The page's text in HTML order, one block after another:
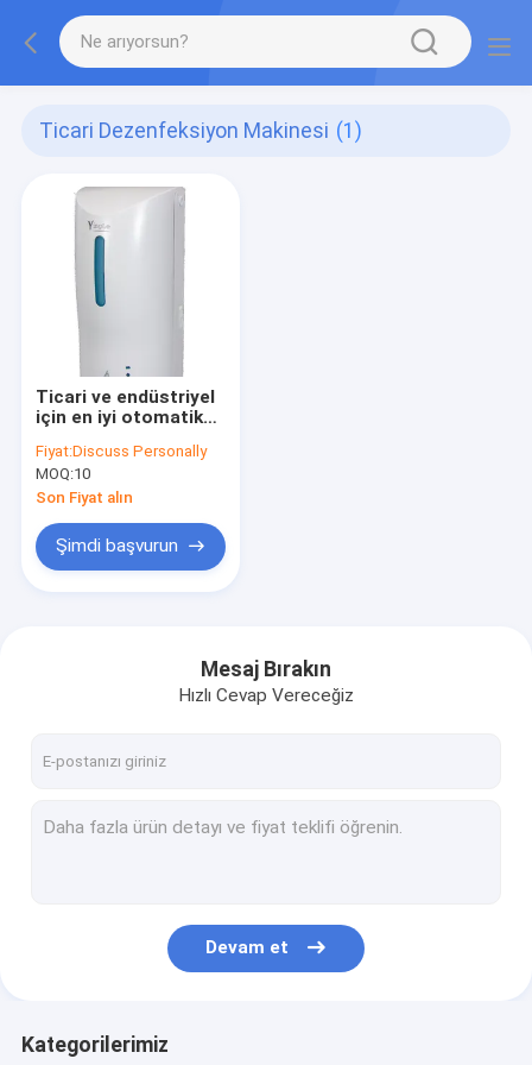
Ticari Dezenfeksiyon Makinesi (1)
Ticari ve endüstriyel
için en iyi otomatik
Fiyat:Discuss Personally
MOQ:10
Son Fiyat alın
Şimdi başvurun
Mesaj Bırakın
Hızlı Cevap Vereceğiz
Devam et
Kategorilerimiz